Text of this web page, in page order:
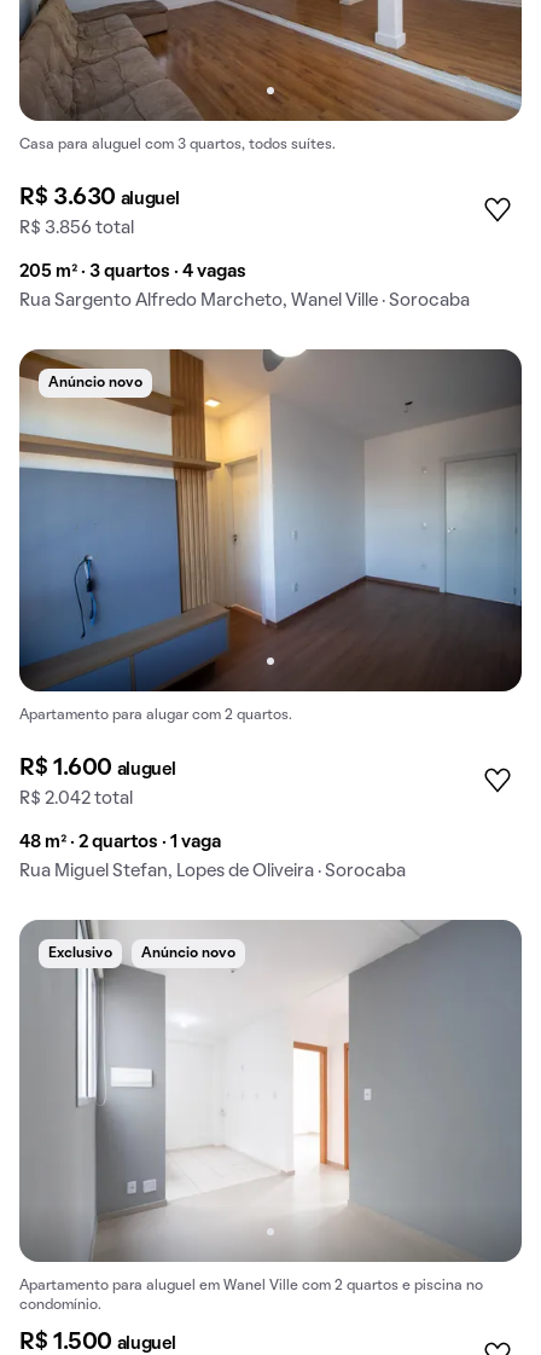
Casa para aluguel com 3 quartos, todos suítes.
R$ 3.630 aluguel
R$ 3.856 total
205 m² · 3 quartos · 4 vagas
Rua Sargento Alfredo Marcheto, Wanel Ville · Sorocaba
Anúncio novo
Apartamento para alugar com 2 quartos.
R$ 1.600 aluguel
R$ 2.042 total
48 m² · 2 quartos · 1 vaga
Rua Miguel Stefan, Lopes de Oliveira · Sorocaba
Exclusivo Anúncio novo
Apartamento para aluguel em Wanel Ville com 2 quartos e piscina no
condomínio.
R$ 1.500 aluguel